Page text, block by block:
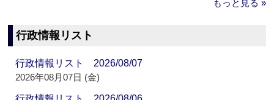
もっと見る »
行政情報リスト
行政情報リスト 2026/08/07
2026年08月07日 (金)